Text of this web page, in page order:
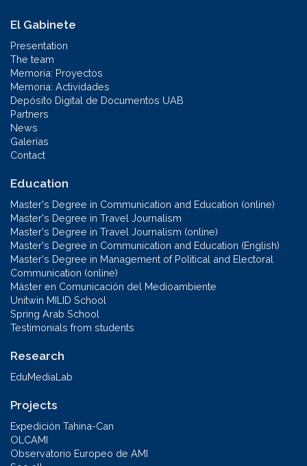
El Gabinete
Presentation
The team
Memoria: Proyectos
Memoria: Actividades
Depósito Digital de Documentos UAB
Partners
News
Galerías
Contact
Education
Master's Degree in Communication and Education (online)
Master's Degree in Travel Journalism
Master's Degree in Travel Journalism (online)
Master's Degree in Communication and Education (English)
Master's Degree in Management of Political and Electoral
Communication (online)
Máster en Comunicación del Medioambiente
Unitwin MILID School
Spring Arab School
Testimonials from students
Research
EduMediaLab
Projects
Expedición Tahina-Can
OLCAMI
Observatorio Europeo de AMI